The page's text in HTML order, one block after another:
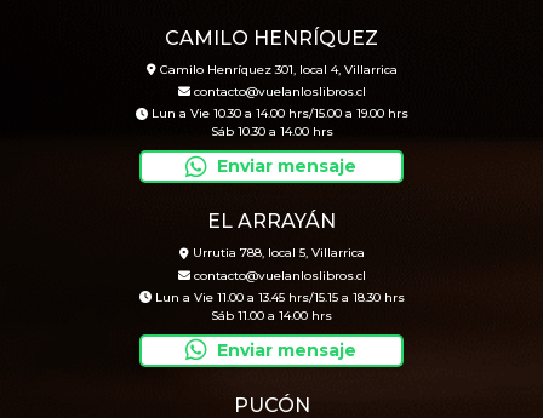
CAMILO HENRÍQUEZ
Camilo Henríquez 301, local 4, Villarrica
contacto@vuelanloslibros.cl
Lun a Vie 10.30 a 14.00 hrs/15.00 a 19.00 hrs
Sáb 10.30 a 14.00 hrs
Enviar mensaje
EL ARRAYÁN
Urrutia 788, local 5, Villarrica
contacto@vuelanloslibros.cl
Lun a Vie 11.00 a 13.45 hrs/15.15 a 18.30 hrs
Sáb 11.00 a 14.00 hrs
Enviar mensaje
PUCÓN